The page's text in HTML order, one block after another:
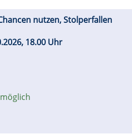
nutzen, Stolperfallen
18.00 Uhr